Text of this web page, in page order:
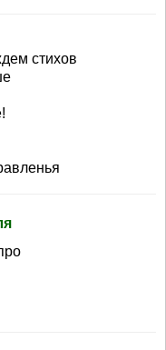
стихов